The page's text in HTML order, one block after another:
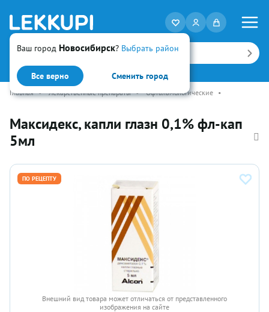
Ваш город Новосибирск? Выбрать район
Все верно Сменить город
Искать
Главная • Лекарственные препараты • Офтальмологические •
Максидекс, капли глазн 0,1% фл-кап
5мл
ПО РЕЦЕПТУ
Внешний вид товара может отличаться от представленного
изображения на сайте